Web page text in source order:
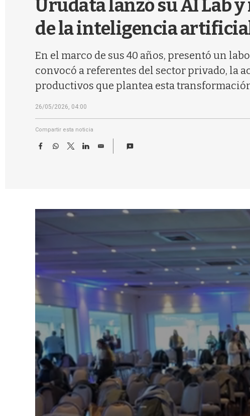
Urudata lanzó su AI Lab
de la inteligencia
En el marco de sus 40 años, presentó un
convocó a referentes del sector privado, la
productivos que plantea esta
26/05/2026, 04:00
Compartir esta noticia
F
W
T
w
L
E